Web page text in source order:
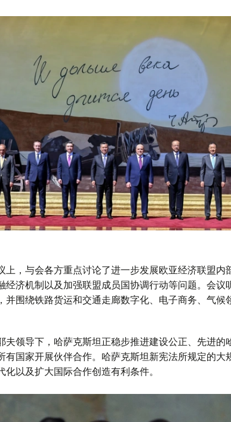
上，与会各方重点讨论了进一步发展欧亚经济联盟内
经济机制以及加强联盟成员国协调行动等问题。会议
并围绕铁路货运和交通走廊数字化、电子商务、气候
夫领导下，哈萨克斯坦正稳步推进建设公正、先进的
有国家开展伙伴合作。哈萨克斯坦新宪法所规定的大
以及扩大国际合作创造有利条件。